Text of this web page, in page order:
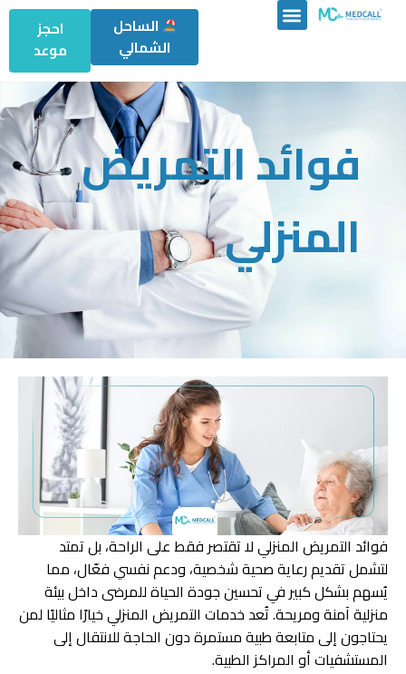
الساحل
الشمالي
احجز
موعد
فوائد التمريض
المنزلي
فوائد التمريض المنزلي لا تقتصر فقط على الراحة، بل تمتد
لتشمل تقديم رعاية صحية شخصية، ودعم نفسي فعّال، مما
يُسهم بشكل كبير في تحسين جودة الحياة للمرضى داخل بيئة
منزلية آمنة ومريحة. تُعد خدمات التمريض المنزلي خيارًا مثاليًا لمن
يحتاجون إلى متابعة طبية مستمرة دون الحاجة للانتقال إلى
المستشفيات أو المراكز الطبية.